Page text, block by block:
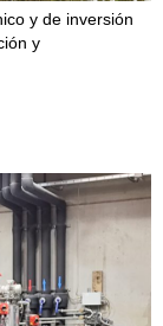
y de inversión
y